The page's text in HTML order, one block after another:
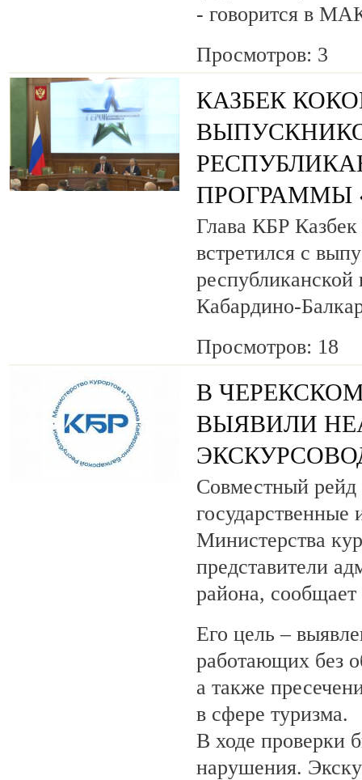
- говорится в
Просмотров: 3
КАЗБЕК
ПРОГРАММЫ
Глава КБР Казбек
встретился с
Кабардино-
Просмотров: 18
В
ВЫЯВИЛИ
Совместный рейд
государственные
Министерства
представители
района,
Его цель –
работающих без
а также
в сфере туризма.
В ходе проверки
нарушения.